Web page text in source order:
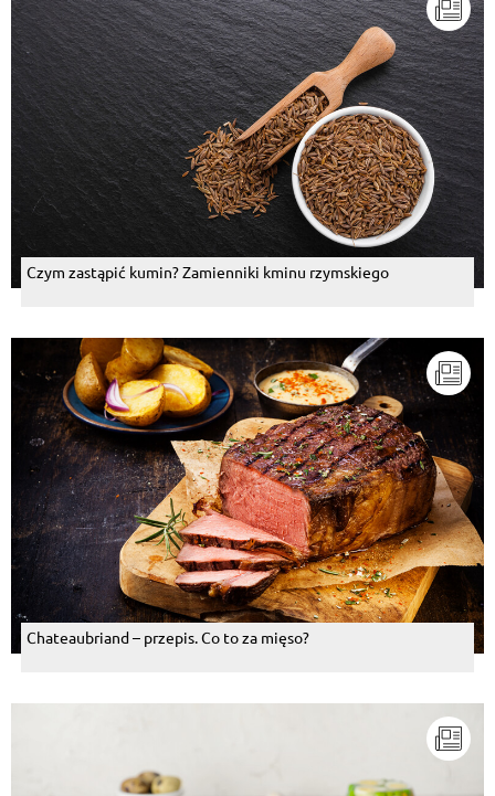
Czym zastąpić kumin? Zamienniki kminu rzymskiego
Chateaubriand – przepis. Co to za mięso?